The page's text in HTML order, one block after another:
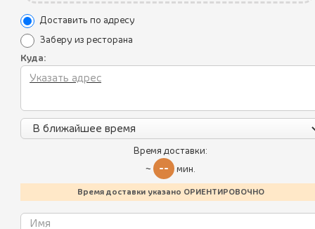
Все блюда
Летнее меню
Хинкали
Пхали
Доставить по адресу
Заберу из ресторана
Куда:
Время доставки:
~ -- мин.
Время доставки указано ОРИЕНТИРОВОЧНО
Уникальные преимущества
Политика конфиденциальности
Контакты
Калорийность блюд
Работаем:
Пн-чт,вс 11-23:00 пт,сб 11:00-00:00